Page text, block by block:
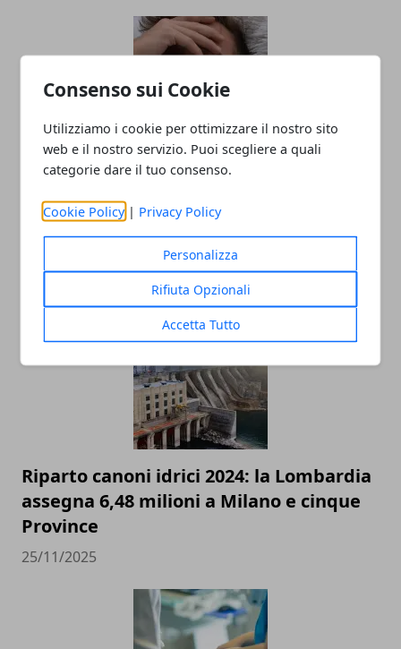
Consenso sui Cookie
Utilizziamo i cookie per ottimizzare il nostro sito
web e il nostro servizio. Puoi scegliere a quali
categorie dare il tuo consenso.
Cookie Policy | Privacy Policy
Personalizza
Rifiuta Opzionali
Accetta Tutto
Come misurare la febbre senza
termometro: ascoltare il corpo,
riconoscere i segnali e valutare con
Riparto canoni idrici 2024: la Lombardia
assegna 6,48 milioni a Milano e cinque
Province
25/11/2025